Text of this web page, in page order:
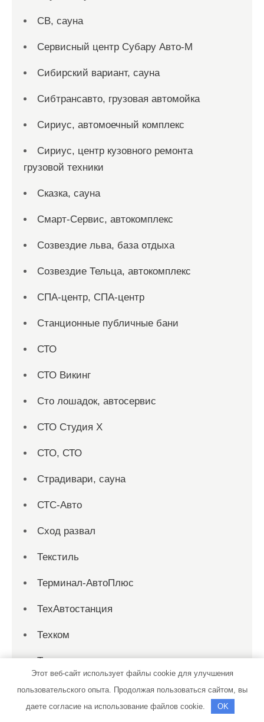
СВ, сауна
Сервисный центр Субару Авто-М
Сибирский вариант, сауна
Сибтрансавто, грузовая автомойка
Сириус, автомоечный комплекс
Сириус, центр кузовного ремонта
грузовой техники
Сказка, сауна
Смарт-Сервис, автокомплекс
Созвездие льва, база отдыха
Созвездие Тельца, автокомплекс
СПА-центр, СПА-центр
Станционные публичные бани
СТО
СТО Викинг
Сто лошадок, автосервис
СТО Студия Х
СТО, СТО
Страдивари, сауна
СТС-Авто
Сход развал
Текстиль
Терминал-АвтоПлюс
ТехАвтостанция
Техком
Техосмотр
Тихая заводь, сауна
Тортила, банно-оздоровительный
Этот веб-сайт использует файлы cookie для улучшения
пользовательского опыта. Продолжая пользоваться сайтом, вы
даете согласие на использование файлов cookie.
OK